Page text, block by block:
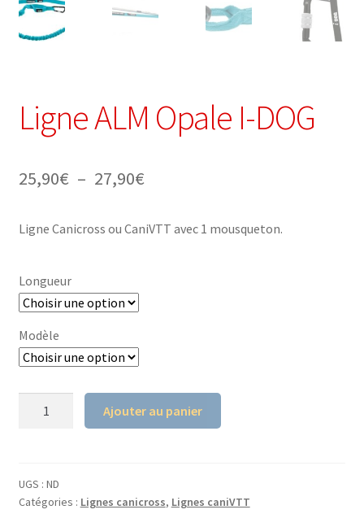
Ligne ALM Opale I-DOG
25,90€ – 27,90€Plage
prix :
Ligne Canicross ou CaniVTT avec 1 mousqueton.
Longueur
Modèle
Opale
I-
Ajouter au panier
UGS : ND
Catégories : Lignes canicross, Lignes caniVTT